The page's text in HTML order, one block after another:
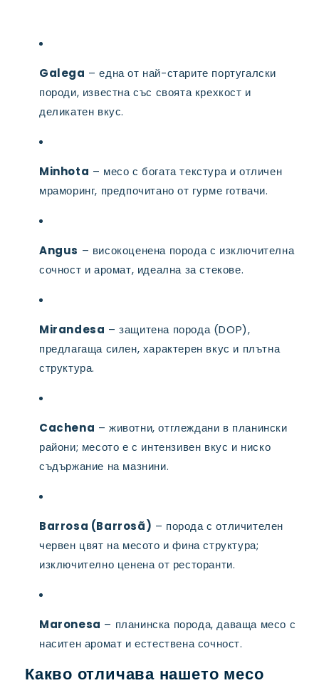
Galega – една от най-старите португалски
породи, известна със своята крехкост и
деликатен вкус.
Minhota – месо с богата текстура и отличен
мраморинг, предпочитано от гурме готвачи.
Angus – високоценена порода с изключителна
сочност и аромат, идеална за стекове.
Mirandesa – защитена порода (DOP),
предлагаща силен, характерен вкус и плътна
структура.
Cachena – животни, отглеждани в планински
райони; месото е с интензивен вкус и ниско
съдържание на мазнини.
Barrosa (Barrosã) – порода с отличителен
червен цвят на месото и фина структура;
изключително ценена от ресторанти.
Maronesa – планинска порода, даваща месо с
наситен аромат и естествена сочност.
Какво отличава нашето месо